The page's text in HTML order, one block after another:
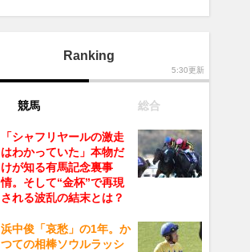
Ranking
5:30更新
競馬 総合
「シャフリヤールの激走
はわかっていた」本物だ
けが知る有馬記念裏事
情。そして“金杯”で再現
される波乱の結末とは？
浜中俊「哀愁」の1年。か
つての相棒ソウルラッシ